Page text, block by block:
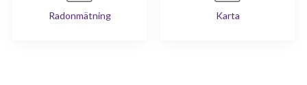
Radonmätning Karta